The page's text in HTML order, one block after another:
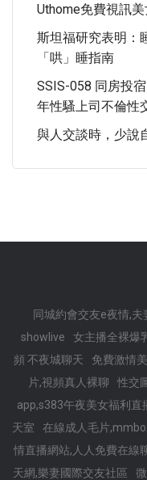
Uthome免費視訊
斯坦福研究表明：
「哄」睡指南
SSIS-058 同房投
年性騷上司不倫性
與人交談時，少說
同城約會交友e夜情,
showlive
女主播全裸爆
頻 不夜城聊天
免費激情
片,視頻真人裸聊
性交
app,s383午夜美女福利直
天室
在線成人毛片
情直播網站,人人免費在線
天網,樂妻國際交友社區